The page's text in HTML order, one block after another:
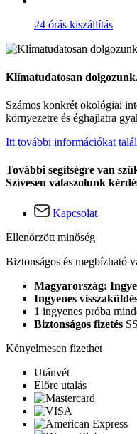
24 órás kiszállítás
Klímatudatosan
Számos konkrét ökológiai
környezetre és éghajlatra
Itt további információkat
További segítségre van
Szívesen válaszolunk
Kapcsolat
Ellenőrzött minőség
Biztonságos és megbízható
Magyarország:
Ingyenes
1 ingyenes próba
Biztonságos fizetés
Kényelmesen fizethet
Utánvét
Előre utalás